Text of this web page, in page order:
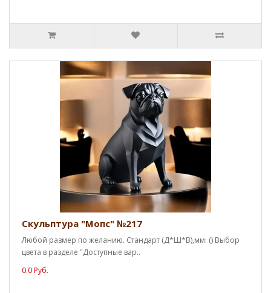
Скульптура "Мопс" №217
Любой размер по желанию. Стандарт (Д*Ш*В),мм: () Выбор
цвета в разделе "Доступные вар..
0.0 Руб.